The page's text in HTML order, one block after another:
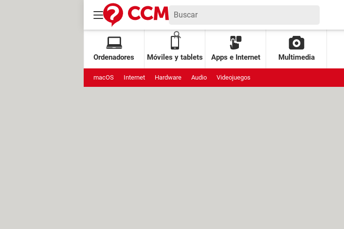
Ordenadores Móviles y tablets Apps e Internet Multimedia
macOS Internet Hardware Audio Videojuegos